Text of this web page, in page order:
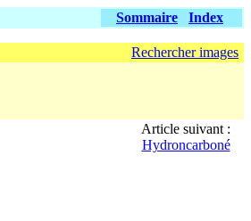
Sommaire Index
Rechercher images
Article suivant :
Hydroncarboné